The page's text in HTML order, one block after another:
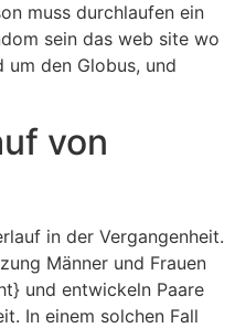
muss durchlaufen ein
sein das web site wo
den Globus, und
von
in der Vergangenheit.
Männer und Frauen
und entwickeln Paare
In einem solchen Fall